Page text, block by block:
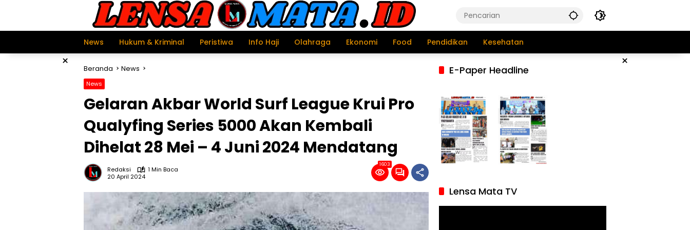
News
Hukum & Kriminal Peristiwa Info Haji Olahraga Ekonomi Food Pendidikan Kesehatan
× ×
Beranda News
News
Gelaran Akbar World Surf League Krui Pro
Qualyfing Series 5000 Akan Kembali
Dihelat 28 Mei – 4 Juni 2024 Mendatang
Redaksi
1 Min Baca
20 April 2024
1603
E-Paper Headline
Lensa Mata TV